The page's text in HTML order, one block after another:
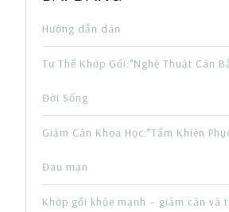
Hướng dẫn dán
Tư Thế Khớp Gối:”Nghệ Thuật Cân
Đời Sống
Giảm Cân Khoa Học:”Tấm Khiên
Đau mạn
Khớp gối khỏe mạnh – giảm cân và